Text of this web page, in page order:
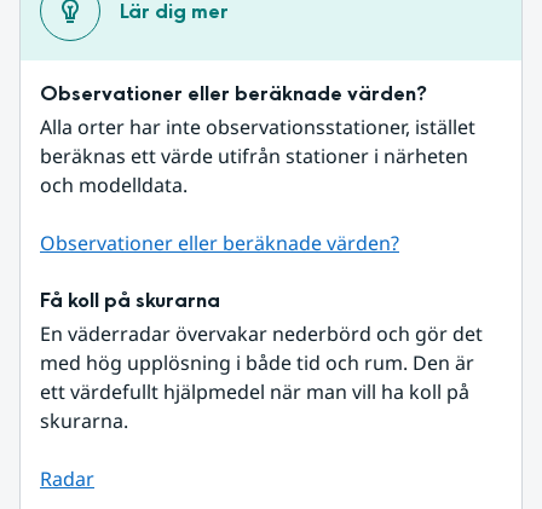
Lär dig mer
Observationer eller beräknade värden?
Alla orter har inte observationsstationer, istället
beräknas ett värde utifrån stationer i närheten
och modelldata.
Observationer eller beräknade värden?
Få koll på skurarna
En väderradar övervakar nederbörd och gör det
med hög upplösning i både tid och rum. Den är
ett värdefullt hjälpmedel när man vill ha koll på
skurarna.
Radar